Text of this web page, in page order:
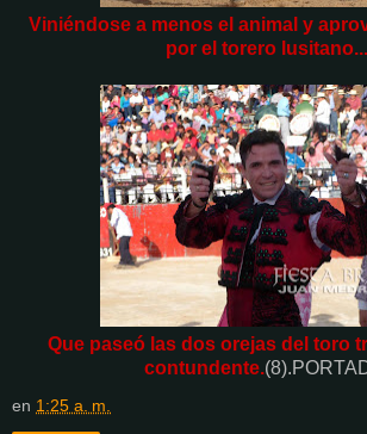
Viniéndose a menos el animal y
por el torero lusitano...
Que paseó las dos orejas del toro
contundente.
en 1:25 a. m.